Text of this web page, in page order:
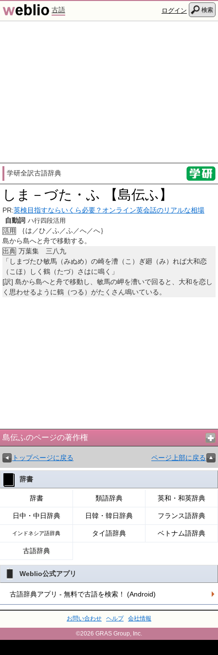
古語 ログイン 検索
学研全訳古語辞典
しま－づた・ふ 【島伝ふ】
PR:英検目指すならいくら必要？オンライン英会話のリアルな相場
自動詞 ハ行四段活用
活用
｛は／ひ／ふ／ふ／へ／へ｝
島から島へと舟で移動する。
出典 万葉集 三八九
「しまづたひ敏馬（みぬめ）の崎を漕（こ）ぎ廻（み）れば大和恋
（こほ）しく鶴（たづ）さはに鳴く」
[訳] 島から島へと舟で移動し、敏馬の岬を漕いで回ると、大和を恋し
く思わせるように鶴（つる）がたくさん鳴いている。
島伝ふのページの著作権
トップページに戻る ページ上部に戻る
辞書
辞書 類語辞典 英和・和英辞典
日中・中日辞典 日韓・韓日辞典 フランス語辞典
インドネシア語辞典 タイ語辞典 ベトナム語辞典
古語辞典
Weblio公式アプリ
古語辞典アプリ - 無料で古語を検索！ (Android)
お問い合わせ ヘルプ 会社情報
©2026 GRAS Group, Inc.